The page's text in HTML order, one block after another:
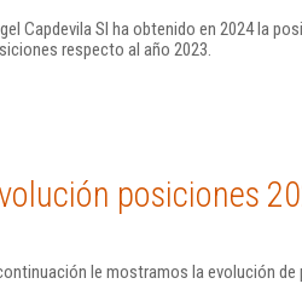
Capdevila Sl ha obtenido en 2024 la
respecto al año 2023.
posiciones
le mostramos la evolución de